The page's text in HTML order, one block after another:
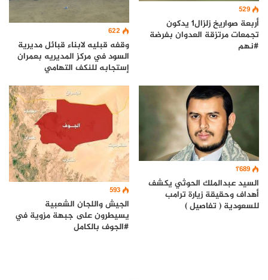
529
أربعة صواريخ زلزال1 يدكون
تجمعات مرتزقة العدوان بفرضة
#نهم
622
وقفه قبليه لابناء قبائل مديرية
السود في مركز المديريه بعمران
إستجابه للنكف التهامي
1٬689
السيد عبدالملك الحوثي يكشف
أهداف وحقيقة زيارة ترامب
للسعودية ( تفاصيل )
593
الجيش واللجان الشعبية
يسيطرون على جبهة مزوية في
#الجوف بالكامل